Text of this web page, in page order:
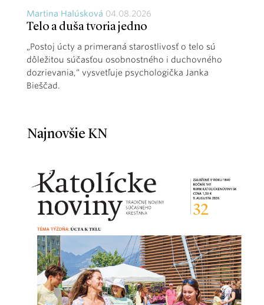
Martina Halúsková 04.08.2026
Telo a duša tvoria jedno
„Postoj úcty a primeraná starostlivosť o telo sú
dôležitou súčasťou osobnostného i duchovného
dozrievania,“ vysvetľuje psychologička Janka
Bieščad.
Najnovšie KN